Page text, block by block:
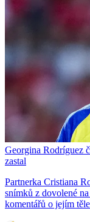
Georgina Rodríguez
zastal
Partnerka Cristiana
snímků z dovolené
komentářů o jejím